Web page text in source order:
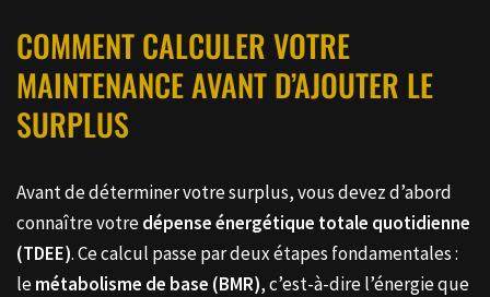
COMMENT CALCULER VOTRE
MAINTENANCE AVANT D’AJOUTER LE
SURPLUS
Avant de déterminer votre surplus, vous devez d’abord
connaître votredépense énergétique totale quotidienne
(TDEE). Ce calcul passe par deux étapes fondamentales :
lemétabolisme de base (BMR), c’est-à-dire l’énergie que